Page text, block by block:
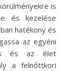
is
és kezelése
hatékony és
az egyéni
és az élet
a felnőttkori